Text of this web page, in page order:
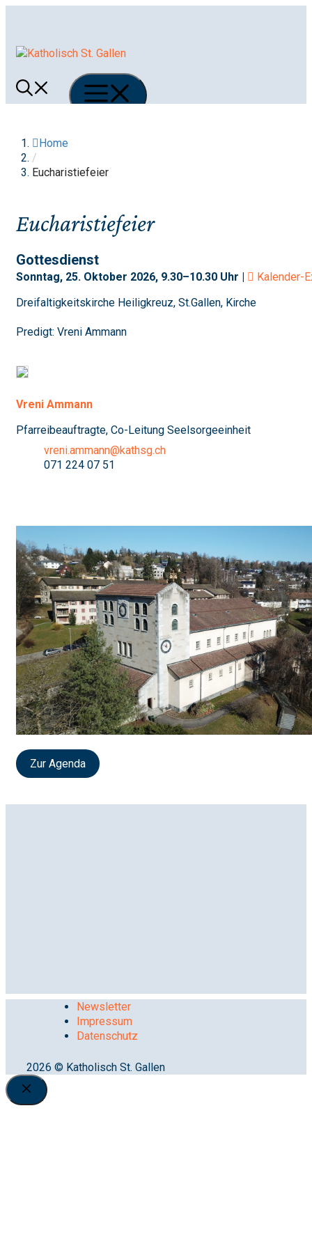
Menü
Home
/
Eucharistiefeier
Eucharistiefeier
Gottesdienst
Sonntag, 25. Oktober 2026, 9.30–10.30 Uhr |
Kalender-
Dreifaltigkeitskirche Heiligkreuz, St.Gallen, Kirche
Predigt: Vreni Ammann
Vreni Ammann
Pfarreibeauftragte, Co-Leitung Seelsorgeeinheit
vreni.ammann@kathsg.ch
071 224 07 51
Zur Agenda
Newsletter
Impressum
Datenschutz
2026 © Katholisch St. Gallen
Close